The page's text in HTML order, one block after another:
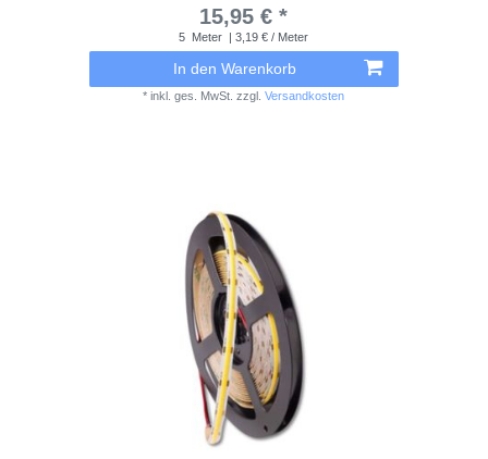
15,95 € *
5 Meter | 3,19 € / Meter
In den Warenkorb
*inkl. ges. MwSt. zzgl.Versandkosten